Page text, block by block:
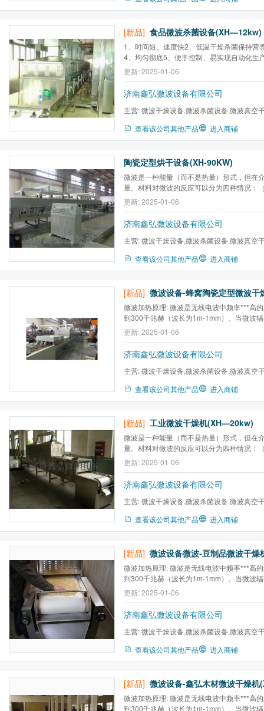
[新品] 食品微波杀菌设备(XH—12kw)
1、时间短、速度快2、低温干燥杀菌保持营
4、均匀彻底5、便于控制、易实现自动化生
艺先进7、改善劳动条件、节省占地面积
更新: 2025-01-06
济南鑫弘微波设备有限公司
主营:微波干燥设备,微波杀菌设备,微波真空
查看该公司其他产品 进入商铺
陶瓷定型烘干设备(XH-90KW)
微波是一种能量（而不是热量）形式，但在
量。材料对微波的反应可以分为四种情况：
（2）反射微波：（3）吸收微波。（4）部
更新: 2025-01-06
济南鑫弘微波设备有限公司
主营:微波干燥设备,微波杀菌设备,微波真空
查看该公司其他产品 进入商铺
[新品]
微波加热原理: 微波是无线电波中频率***高
到300千兆赫（波长为1m-1mm）。当微波
被反射的电磁波进入到物体内部与构成物体
互作用，对于不同的物质，微波能产生热效
效应等能量转换，从而产生热量达到加热干
更新: 2025-01-06
济南鑫弘微波设备有限公司
主营:微波干燥设备,微波杀菌设备,微波真空
查看该公司其他产品 进入商铺
[新品] 工业微波干燥机(XH—20kw)
微波是一种能量（而不是热量）形式，但在
量。材料对微波的反应可以分为四种情况：
（2）反射微波：（3）吸收微波。（4）部
更新: 2025-01-06
济南鑫弘微波设备有限公司
主营:微波干燥设备,微波杀菌设备,微波真空
查看该公司其他产品 进入商铺
[新品] 微波设备微波-豆制品微波干燥
微波加热原理: 微波是无线电波中频率***高
到300千兆赫（波长为1m-1mm）。当微波
被反射的电磁波进入到物体内部与构成物体
互作用，对于不同的物质，微波能产生热效
效应等能量转换，从而产生热量达到加热干
更新: 2025-01-06
济南鑫弘微波设备有限公司
主营:微波干燥设备,微波杀菌设备,微波真空
查看该公司其他产品 进入商铺
[新品] 微波设备-鑫弘木材微波干燥机
微波加热原理: 微波是无线电波中频率***高
到300千兆赫（波长为1m-1mm）。当微波